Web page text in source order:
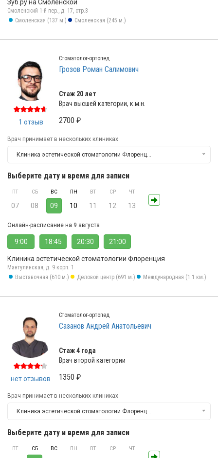
Зуб.ру на Смоленской
Смоленский 1-й пер., д. 17, стр.3
Смоленская (137 м.)
Смоленская (245 м.)
1 отзыв
Стоматолог-ортопед
Грозов Роман Салимович
Стаж 20 лет
Врач высшей категории, к.м.н.
2700 ₽
Врач принимает в нескольких клиниках
Клиника эстетической стоматологии Флоренция
Выберите дату и время для записи
ПТ
07
СБ
08
ВС
09
ПН
10
ВТ
11
СР
12
ЧТ
13
Онлайн-расписание на 9 августа
9:00 18:45 20:30 21:00
Клиника эстетической стоматологии Флоренция
Мантулинская, д. 9 корп. 1
Выставочная (610 м.)
Деловой центр (691 м.) Международная (1.1 км.)
нет отзывов
Стоматолог-ортопед
Сазанов Андрей Анатольевич
Стаж 4 года
Врач второй категории
1350 ₽
Врач принимает в нескольких клиниках
Клиника эстетической стоматологии Флоренция
Выберите дату и время для записи
ПТ СБ ВС ПН ВТ СР ЧТ